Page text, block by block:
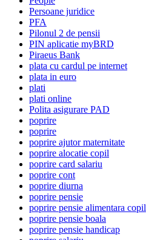
Persoane juridice
PFA
Pilonul 2 de pensii
PIN aplicatie myBRD
Piraeus Bank
plata cu cardul pe internet
plata in euro
plati
plati online
Polita asigurare PAD
poprire
poprire
poprire ajutor maternitate
poprire alocatie copil
poprire card salariu
poprire cont
poprire diurna
poprire pensie
poprire pensie alimentara copil
poprire pensie boala
poprire pensie handicap